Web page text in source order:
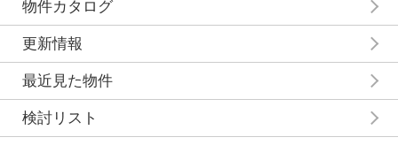
物件カタログ
更新情報
最近見た物件
検討リスト